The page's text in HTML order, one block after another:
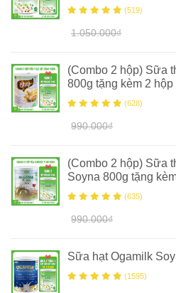
(519)
1.050.000₫
(Combo 2 hộp) Sữa
800g tặng kèm 2
(628)
990.000₫
(Combo 2 hộp) Sữa
Soyna 800g tặng
(635)
990.000₫
Sữa hạt Ogamilk
(1595)